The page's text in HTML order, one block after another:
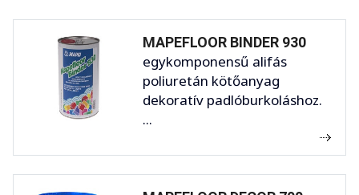
MAPEFLOOR BINDER 930
egykomponensű alifás
poliuretán kötőanyag
dekoratív padlóburkoláshoz.
...